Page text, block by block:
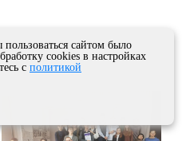
сайтом было
cookies в настройках
с политикой